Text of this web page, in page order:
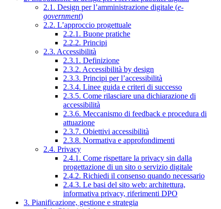
2.1. Design per l’amministrazione digitale (e-
government)
2.2. L’approccio progettuale
2.2.1. Buone pratiche
2.2.2. Principi
2.3. Accessibilità
2.3.1. Definizione
2.3.2. Accessibilità by design
2.3.3. Principi per l’accessibilità
2.3.4. Linee guida e criteri di successo
2.3.5. Come rilasciare una dichiarazione di
accessibilità
2.3.6. Meccanismo di feedback e procedura di
attuazione
2.3.7. Obiettivi accessibilità
2.3.8. Normativa e approfondimenti
2.4. Privacy
2.4.1. Come rispettare la privacy sin dalla
progettazione di un sito o servizio digitale
2.4.2. Richiedi il consenso quando necessario
2.4.3. Le basi del sito web: architettura,
informativa privacy, riferimenti DPO
3. Pianificazione, gestione e strategia